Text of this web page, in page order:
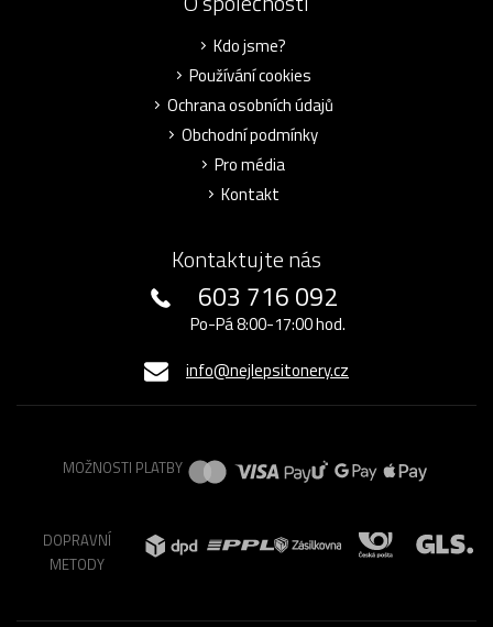
Kdo jsme?
Používání cookies
Ochrana osobních údajů
Obchodní podmínky
Pro média
Kontakt
Kontaktujte nás
603 716 092
Po-Pá 8:00-17:00 hod.
info@nejlepsitonery.cz
MOŽNOSTI PLATBY
DOPRAVNÍ
METODY